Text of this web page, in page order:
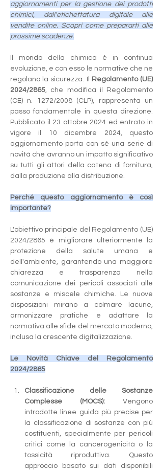
aggiornamenti per la gestione dei prodotti
chimici, dall'etichettatura digitale alle
vendite online. Scopri come prepararti alle
prossime scadenze.
Il mondo della chimica è in continua
evoluzione, e con esso le normative che ne
regolano la sicurezza. Il
Regolamento (UE)
2024/2865, che modifica il Regolamento
(CE) n. 1272/2008 (CLP), rappresenta un
passo fondamentale in questa direzione.
Pubblicato il 23 ottobre 2024 ed entrato in
vigore il 10 dicembre 2024, questo
aggiornamento porta con sé una serie di
novità che avranno un impatto significativo
su tutti gli attori della catena di fornitura,
dalla produzione alla distribuzione.
Perché questo aggiornamento è così
importante?
L'obiettivo principale del Regolamento (UE)
2024/2865 è migliorare ulteriormente la
protezione della salute umana e
dell'ambiente, garantendo una maggiore
chiarezza e trasparenza nella
comunicazione dei pericoli associati alle
sostanze e miscele chimiche. Le nuove
disposizioni mirano a colmare lacune,
armonizzare pratiche e adattare la
normativa alle sfide del mercato moderno,
inclusa la crescente digitalizzazione.
Le Novità Chiave del Regolamento
2024/2865
Classificazione delle Sostanze
Complesse (MOCS): Vengono
introdotte linee guida più precise per
la classificazione di sostanze con più
costituenti, specialmente per pericoli
critici come la cancerogenicità o la
tossicità riproduttiva. Questo
approccio basato sui dati disponibili